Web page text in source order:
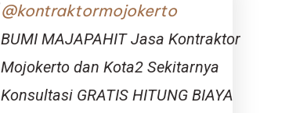
@kontraktormojokerto
BUMI MAJAPAHIT Jasa Kontraktor
Mojokerto dan Kota2 Sekitarnya
Konsultasi GRATIS HITUNG BIAYA